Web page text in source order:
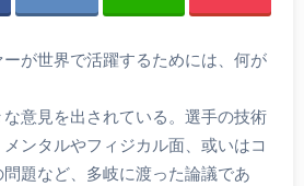
ーが世界で活躍するためには、何が
意見を出されている。選手の技術
ンタルやフィジカル面、或いはコ
題など、多岐に渡った論議であ